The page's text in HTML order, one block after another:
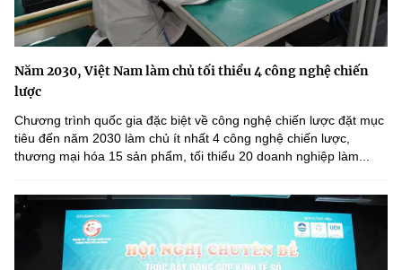
Năm 2030, Việt Nam làm chủ tối thiểu 4 công nghệ chiến
lược
Chương trình quốc gia đặc biệt về công nghệ chiến lược đặt mục
tiêu đến năm 2030 làm chủ ít nhất 4 công nghệ chiến lược,
thương mại hóa 15 sản phẩm, tối thiểu 20 doanh nghiệp làm...